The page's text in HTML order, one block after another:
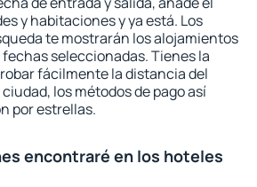
y habitaciones y ya está. Los
te mostrarán los alojamientos
seleccionadas. Tienes la
fácilmente la distancia del
los métodos de pago así
por estrellas.
encontraré en los hoteles